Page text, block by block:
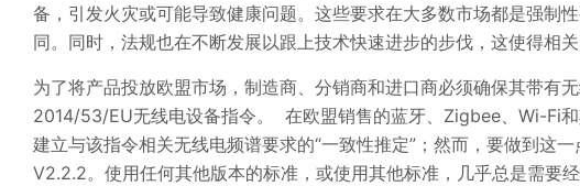
备，引发火灾或可能导致健康问题。这些要求在大多数市场都是强制
同。同时，法规也在不断发展以跟上技术快速进步的步伐，这使得相关
为了将产品投放欧盟市场，制造商、分销商和进口商必须确保其带有
2014/53/EU无线电设备指令。 在欧盟销售的蓝牙、Zigbee、Wi-Fi
建立与该指令相关无线电频谱要求的“一致性推定”；然而，要做到这
V2.2.2。使用任何其他版本的标准，或使用其他标准，几乎总是需要